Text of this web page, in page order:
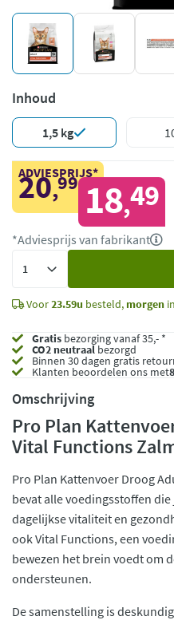
Inhoud
1,5 kg
ADVIESPRIJS*
20,99 18,49
*Adviesprijs van fabrikant
Voor23.59u besteld, morgen
Gratis bezorging vanaf 35,- *
CO2 neutraalbezorgd
Binnen 30 dagen gratis
Klanten beoordelen ons met
Omschrijving
Pro Plan
Vital Functions
Pro Plan Kattenvoer Droog
bevat alle voedingsstoffen
dagelijkse vitaliteit en
ook Vital Functions, een
bewezen het brein voedt om
ondersteunen.
De samenstelling is